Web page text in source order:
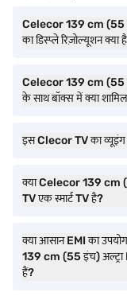
Celecor 139 cm (55
का डिस्प्ले रिज़ोल्यूशन क्या
Celecor 139 cm (55
के साथ बॉक्स में क्या
इस Clecor TV का व्यूइंग
क्या Celecor 139 cm
TV एक स्मार्ट TV है?
क्या आसान EMI का
139 cm (55 इंच)
हैं?